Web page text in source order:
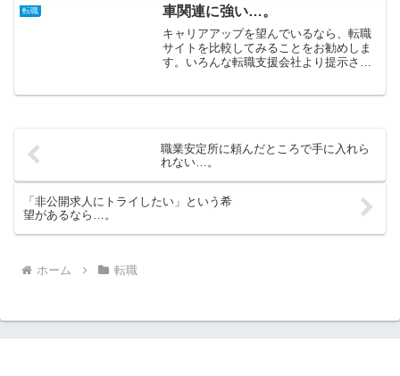
転職 車関連に強い…。
キャリアアップを望んでいるなら、転職
サイトを比較してみることをお勧めしま
す。いろんな転職支援会社より提示され
職業安定所に頼んだところで手に入れら
れない…。
「非公開求人にトライしたい」という希
望があるなら…。
ホーム 転職